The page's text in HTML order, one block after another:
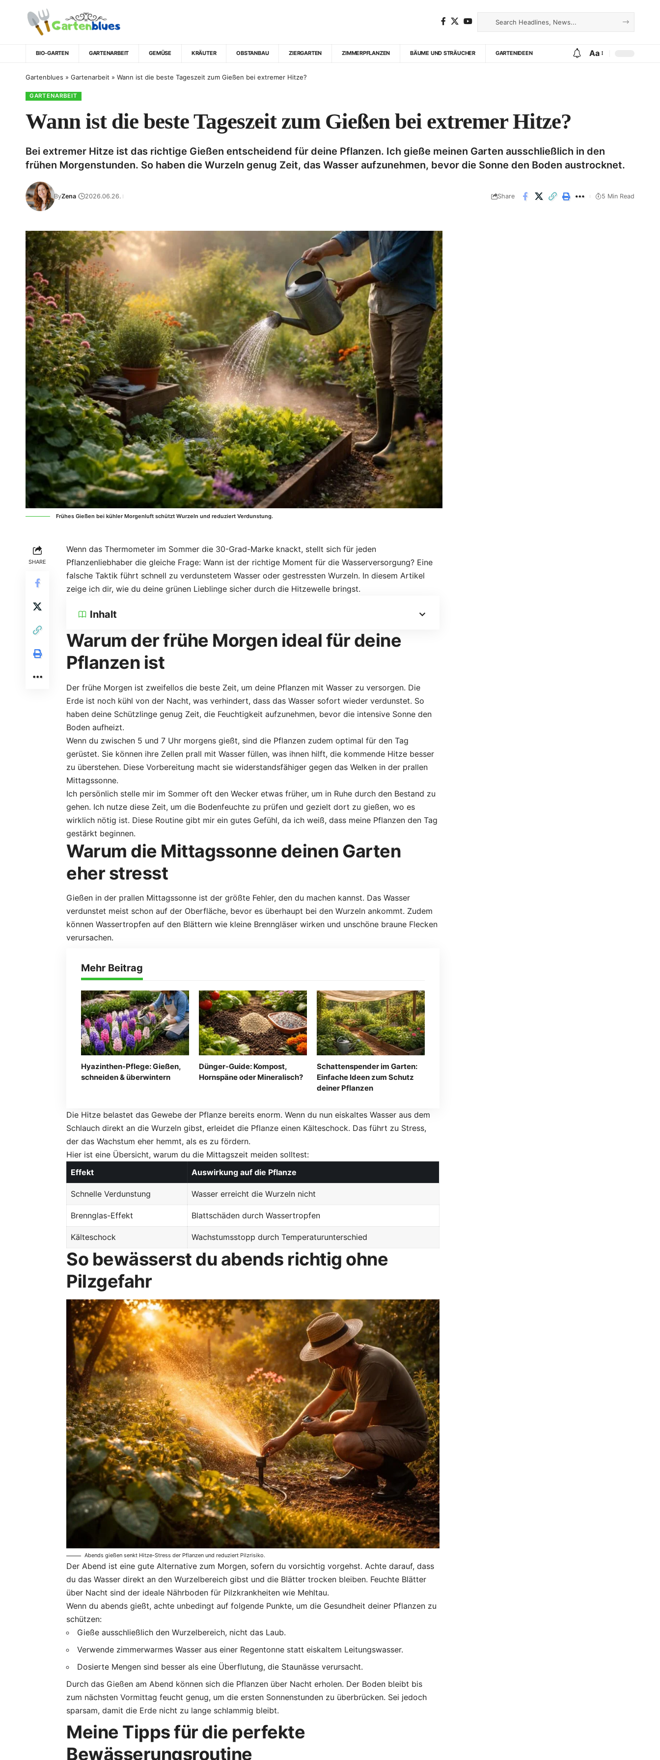
BIO-GARTEN GARTENARBEIT GEMÜSE KRÄUTER OBSTANBAU ZIERGARTEN ZIMMERPFLANZEN BÄUME UND STRÄUCHER GARTENIDEEN Aa
Gartenblues » Gartenarbeit » Wann ist die beste Tageszeit zum Gießen bei extremer Hitze?
GARTENARBEIT
Wann ist die beste Tageszeit zum Gießen bei extremer Hitze?
Bei extremer Hitze ist das richtige Gießen entscheidend für deine Pflanzen. Ich gieße meinen Garten ausschließlich in den
frühen Morgenstunden. So haben die Wurzeln genug Zeit, das Wasser aufzunehmen, bevor die Sonne den Boden austrocknet.
ByZena 2026.06.26. Share 5 Min Read
Frühes Gießen bei kühler Morgenluft schützt Wurzeln und reduziert Verdunstung.
SHARE
Wenn das Thermometer im Sommer die 30-Grad-Marke knackt, stellt sich für jeden
Pflanzenliebhaber die gleiche Frage: Wann ist der richtige Moment für die Wasserversorgung? Eine
falsche Taktik führt schnell zu verdunstetem Wasser oder gestressten Wurzeln. In diesem Artikel
zeige ich dir, wie du deine grünen Lieblinge sicher durch die Hitzewelle bringst.
Inhalt
Warum der frühe Morgen ideal für deine
Pflanzen ist
Der frühe Morgen ist zweifellos die beste Zeit, um deine Pflanzen mit Wasser zu versorgen. Die
Erde ist noch kühl von der Nacht, was verhindert, dass das Wasser sofort wieder verdunstet. So
haben deine Schützlinge genug Zeit, die Feuchtigkeit aufzunehmen, bevor die intensive Sonne den
Boden aufheizt.
Wenn du zwischen 5 und 7 Uhr morgens gießt, sind die Pflanzen zudem optimal für den Tag
gerüstet. Sie können ihre Zellen prall mit Wasser füllen, was ihnen hilft, die kommende Hitze besser
zu überstehen. Diese Vorbereitung macht sie widerstandsfähiger gegen das Welken in der prallen
Mittagssonne.
Ich persönlich stelle mir im Sommer oft den Wecker etwas früher, um in Ruhe durch den Bestand zu
gehen. Ich nutze diese Zeit, um die Bodenfeuchte zu prüfen und gezielt dort zu gießen, wo es
wirklich nötig ist. Diese Routine gibt mir ein gutes Gefühl, da ich weiß, dass meine Pflanzen den Tag
gestärkt beginnen.
Warum die Mittagssonne deinen Garten
eher stresst
Gießen in der prallen Mittagssonne ist der größte Fehler, den du machen kannst. Das Wasser
verdunstet meist schon auf der Oberfläche, bevor es überhaupt bei den Wurzeln ankommt. Zudem
können Wassertropfen auf den Blättern wie kleine Brenngläser wirken und unschöne braune Flecken
verursachen.
Mehr Beitrag
Hyazinthen-Pflege: Gießen,
schneiden & überwintern
Dünger-Guide: Kompost,
Hornspäne oder Mineralisch?
Schattenspender im Garten:
Einfache Ideen zum Schutz
deiner Pflanzen
Die Hitze belastet das Gewebe der Pflanze bereits enorm. Wenn du nun eiskaltes Wasser aus dem
Schlauch direkt an die Wurzeln gibst, erleidet die Pflanze einen Kälteschock. Das führt zu Stress,
der das Wachstum eher hemmt, als es zu fördern.
Hier ist eine Übersicht, warum du die Mittagszeit meiden solltest:
Effekt
Auswirkung auf die Pflanze
Schnelle Verdunstung Wasser erreicht die Wurzeln nicht
Brennglas-Effekt Blattschäden durch Wassertropfen
Kälteschock Wachstumsstopp durch Temperaturunterschied
So bewässerst du abends richtig ohne
Pilzgefahr
Abends gießen senkt Hitze-Stress der Pflanzen und reduziert Pilzrisiko.
Der Abend ist eine gute Alternative zum Morgen, sofern du vorsichtig vorgehst. Achte darauf, dass
du das Wasser direkt an den Wurzelbereich gibst und die Blätter trocken bleiben. Feuchte Blätter
über Nacht sind der ideale Nährboden für Pilzkrankheiten wie Mehltau.
Wenn du abends gießt, achte unbedingt auf folgende Punkte, um die Gesundheit deiner Pflanzen zu
schützen:
Gieße ausschließlich den Wurzelbereich, nicht das Laub.
Verwende zimmerwarmes Wasser aus einer Regentonne statt eiskaltem Leitungswasser.
Dosierte Mengen sind besser als eine Überflutung, die Staunässe verursacht.
Durch das Gießen am Abend können sich die Pflanzen über Nacht erholen. Der Boden bleibt bis
zum nächsten Vormittag feucht genug, um die ersten Sonnenstunden zu überbrücken. Sei jedoch
sparsam, damit die Erde nicht zu lange schlammig bleibt.
Meine Tipps für die perfekte
Bewässerungsroutine